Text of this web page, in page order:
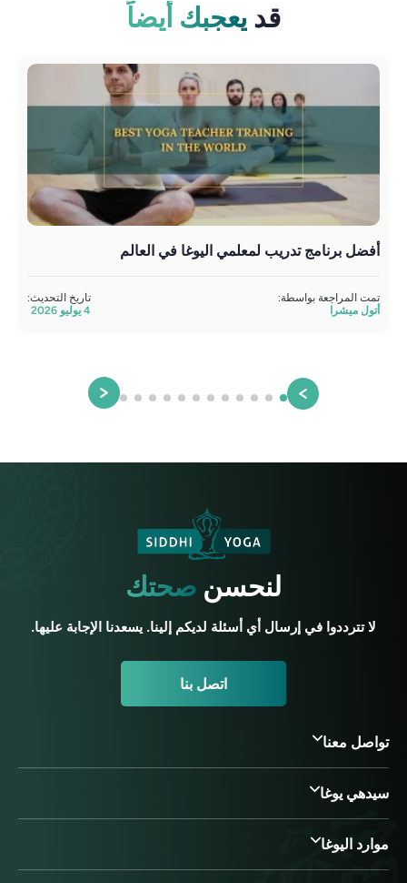
قديعجبك أيضاً
أفضل برنامج تدريب لمعلمي اليوغا في العالم
تمت المراجعة بواسطة:
أتول ميشرا
تاريخ التحديث:
لنحسنصحتك
لا تترددوا في إرسال أي أسئلة لديكم إلينا. يسعدنا الإجابة عليها.
اتصل بنا
تواصل معنا
سيدهي يوغا
موارد اليوغا